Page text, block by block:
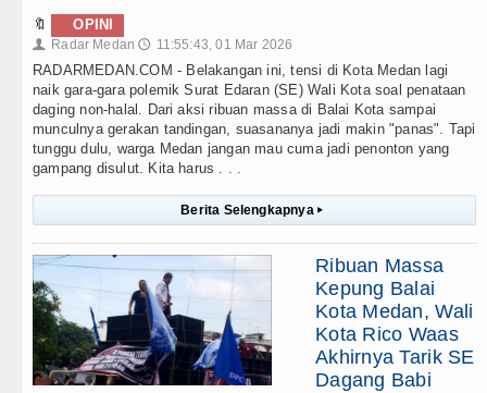
🔖 OPINI
👤 Radar Medan 🕔 11:55:43, 01 Mar 2026
RADARMEDAN.COM - Belakangan ini, tensi di Kota Medan lagi
naik gara-gara polemik Surat Edaran (SE) Wali Kota soal penataan
daging non-halal. Dari aksi ribuan massa di Balai Kota sampai
munculnya gerakan tandingan, suasananya jadi makin "panas". Tapi
tunggu dulu, warga Medan jangan mau cuma jadi penonton yang
gampang disulut. Kita harus . . .
Berita Selengkapnya ▸
Ribuan Massa
Kepung Balai
Kota Medan, Wali
Kota Rico Waas
Akhirnya Tarik SE
Dagang Babi